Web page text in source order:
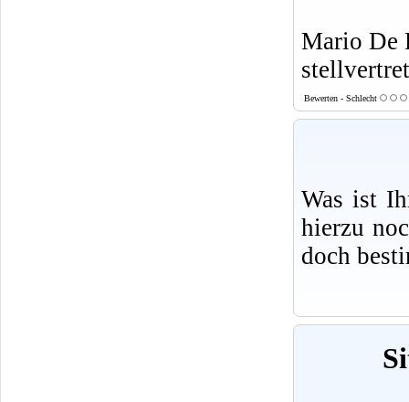
Mario De
Bewerten - Schlecht
Was ist
hierzu
doch